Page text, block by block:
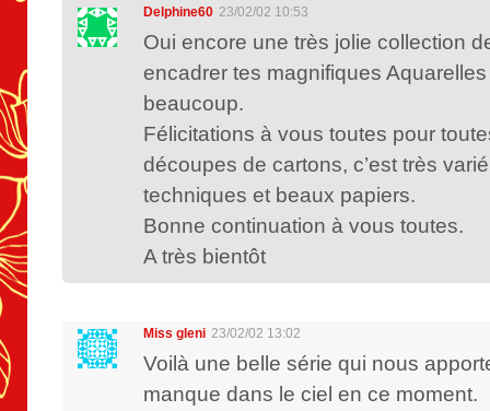
Delphine60 23/02/02 10:53
Oui encore une très jolie collection
encadrer tes magnifiques
beaucoup.
Félicitations à vous toutes pour
découpes de cartons, c’est très
techniques et beaux papiers.
Bonne continuation à vous toutes.
A très bientôt
Miss gleni 23/02/02 13:02
Voilà une belle série qui nous
manque dans le ciel en ce moment.